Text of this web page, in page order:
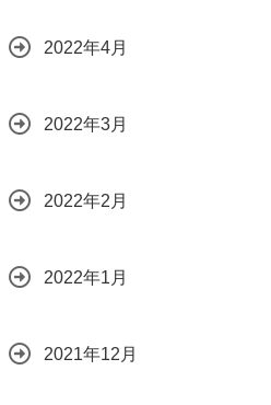
2022年4月
2022年3月
2022年2月
2022年1月
2021年12月